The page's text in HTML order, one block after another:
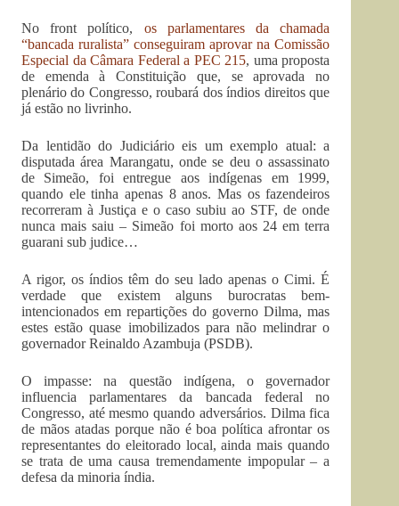
No front político, os parlamentares da chamada
“bancada ruralista” conseguiram aprovar na Comissão
Especial da Câmara Federal a PEC 215, uma proposta
de emenda à Constituição que, se aprovada no
plenário do Congresso, roubará dos índios direitos que
já estão no livrinho.
Da lentidão do Judiciário eis um exemplo atual: a
disputada área Marangatu, onde se deu o assassinato
de Simeão, foi entregue aos indígenas em 1999,
quando ele tinha apenas 8 anos. Mas os fazendeiros
recorreram à Justiça e o caso subiu ao STF, de onde
nunca mais saiu – Simeão foi morto aos 24 em terra
guarani sub judice…
A rigor, os índios têm do seu lado apenas o Cimi. É
verdade que existem alguns burocratas bem-
intencionados em repartições do governo Dilma, mas
estes estão quase imobilizados para não melindrar o
governador Reinaldo Azambuja (PSDB).
O impasse: na questão indígena, o governador
influencia parlamentares da bancada federal no
Congresso, até mesmo quando adversários. Dilma fica
de mãos atadas porque não é boa política afrontar os
representantes do eleitorado local, ainda mais quando
se trata de uma causa tremendamente impopular – a
defesa da minoria índia.